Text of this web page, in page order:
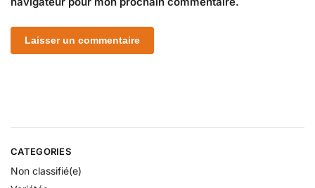
CATEGORIES
Non classifié(e)